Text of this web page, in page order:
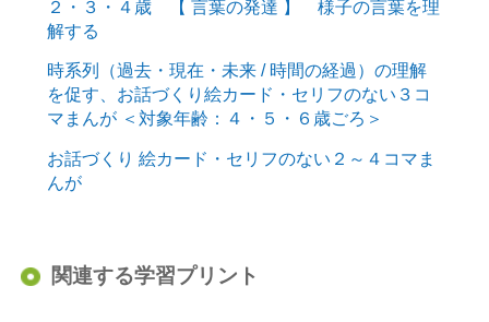
２・３・４歳 【 言葉の発達 】 様子の言葉を理
解する
時系列（過去・現在・未来 / 時間の経過）の理解
を促す、お話づくり絵カード・セリフのない３コ
マまんが ＜対象年齢：４・５・６歳ごろ＞
お話づくり 絵カード・セリフのない２～４コマま
んが
関連する学習プリント